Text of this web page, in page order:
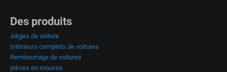
Des produits
sièges de voiture
Intérieurs complets de voitures
Rembourrage de voitures
pièces en mousse